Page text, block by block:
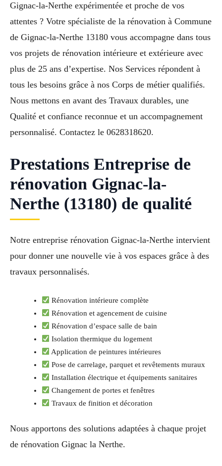
Gignac-la-Nerthe expérimentée et proche de vos
attentes ? Votre spécialiste de la rénovation à Commune
de Gignac-la-Nerthe 13180 vous accompagne dans tous
vos projets de rénovation intérieure et extérieure avec
plus de 25 ans d’expertise. Nos Services répondent à
tous les besoins grâce à nos Corps de métier qualifiés.
Nous mettons en avant des Travaux durables, une
Qualité et confiance reconnue et un accompagnement
personnalisé. Contactez le 0628318620.
Prestations Entreprise de
rénovation Gignac-la-
Nerthe (13180) de qualité
Notre entreprise rénovation Gignac-la-Nerthe intervient
pour donner une nouvelle vie à vos espaces grâce à des
travaux personnalisés.
Rénovation intérieure complète
Rénovation et agencement de cuisine
Rénovation d’espace salle de bain
Isolation thermique du logement
Application de peintures intérieures
Pose de carrelage, parquet et revêtements muraux
Installation électrique et équipements sanitaires
Changement de portes et fenêtres
Travaux de finition et décoration
Nous apportons des solutions adaptées à chaque projet
de rénovation Gignac la Nerthe.